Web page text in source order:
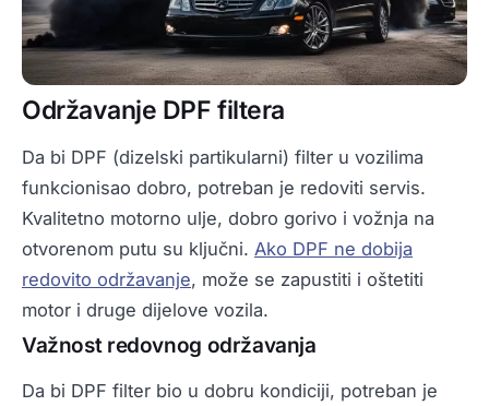
Održavanje DPF filtera
Da bi DPF (dizelski partikularni) filter u vozilima
funkcionisao dobro, potreban je redoviti servis.
Kvalitetno motorno ulje, dobro gorivo i vožnja na
otvorenom putu su ključni. Ako DPF ne dobija
redovito održavanje, može se zapustiti i oštetiti
motor i druge dijelove vozila.
Važnost redovnog održavanja
Da bi DPF filter bio u dobru kondiciji, potreban je